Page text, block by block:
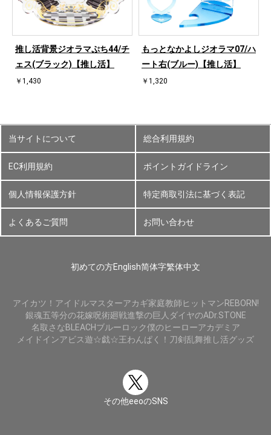
推し活背景ジオラマぷち44/チ
ェス(ブラック)【推し活】
￥1,430
もっとなかよしジオラマ07/ハ
ート右(ブルー)【推し活】
￥1,320
当サイトについて 総合利用規約
EC利用規約 ポイントガイドライン
個人情報保護方針 特定商取引法に基づく表記
よくあるご質問 お問い合わせ
初めての方English简体字繁体中文
アイカツ！ アイドルマスターアカギ家庭教師ヒットマンREBORN!
銀魂五等分の花嫁呪術廻戦進撃の巨人 ダイヤのADr.STONE
名取さなBLEACHブルーロック僕のヒーローアカデミア
メイドインアビス遊☆戯☆王わんぱく！刀剣乱舞推し活グッズ
その他eeoのSNS